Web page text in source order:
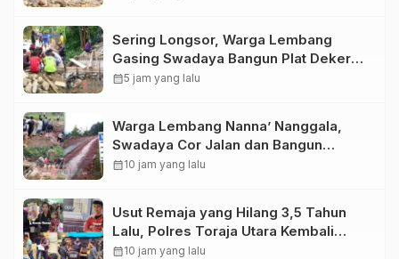
Sering Longsor, Warga Lembang
Gasing Swadaya Bangun Plat Deker
dan Talut Jalan Penghubung Antar
calendar_month5 jam yang lalu
Warga Lembang Nanna’ Nanggala,
Swadaya Cor Jalan dan Bangun
Jembatan
calendar_month10 jam yang lalu
Usut Remaja yang Hilang 3,5 Tahun
Lalu, Polres Toraja Utara Kembali
Datangi TKP
calendar_month10 jam yang lalu